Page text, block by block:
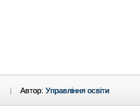
| Автор: Управління освіти